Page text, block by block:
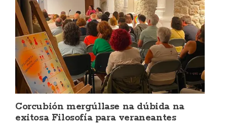
Corcubión mergúllase na dúbida na
exitosa Filosofía para veraneantes